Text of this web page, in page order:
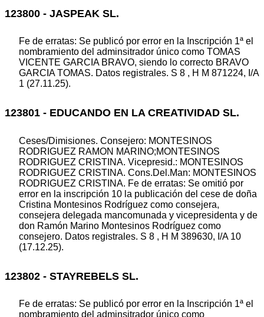
123800 - JASPEAK SL.
Fe de erratas: Se publicó por error en la Inscripción 1ª el
nombramiento del adminsitrador único como TOMAS
VICENTE GARCIA BRAVO, siendo lo correcto BRAVO
GARCIA TOMAS. Datos registrales. S 8 , H M 871224, I/A
1 (27.11.25).
123801 - EDUCANDO EN LA CREATIVIDAD SL.
Ceses/Dimisiones. Consejero: MONTESINOS
RODRIGUEZ RAMON MARINO;MONTESINOS
RODRIGUEZ CRISTINA. Vicepresid.: MONTESINOS
RODRIGUEZ CRISTINA. Cons.Del.Man: MONTESINOS
RODRIGUEZ CRISTINA. Fe de erratas: Se omitió por
error en la inscripción 10 la publicación del cese de doña
Cristina Montesinos Rodríguez como consejera,
consejera delegada mancomunada y vicepresidenta y de
don Ramón Marino Montesinos Rodríguez como
consejero. Datos registrales. S 8 , H M 389630, I/A 10
(17.12.25).
123802 - STAYREBELS SL.
Fe de erratas: Se publicó por error en la Inscripción 1ª el
nombramiento del adminsitrador único como